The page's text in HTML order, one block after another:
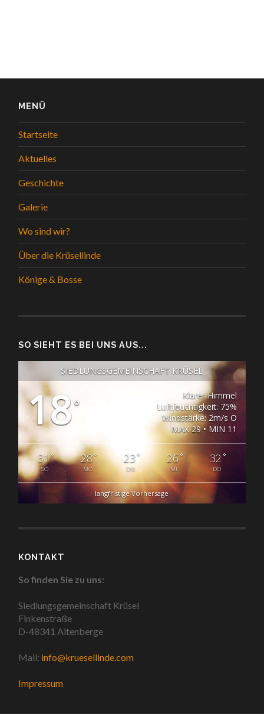
MENÜ
Startseite
Aktuelles
Geschichte
Galerie
Wo sind wir?
Über die Krüsellinde
Könige & Bosse
SO SIEHT ES BEI UNS AUS...
SIEDLUNGSGEMEINSCHAFT KRÜSEL
18°
Klarer Himmel
Luftfeuchtigkeit: 75%
Windstärke: 2m/s O
MAX 29 • MIN 11
31°
SO
28°
MO
23°
DIE
26°
MI
32 °
DO
langfristige Vorhersage
KONTAKT
So finden Sie zu uns:
Siedlungsgemeinschaft Krüsel
Finkenstraße
D-48341 Altenberge
Mail: info@kruesellinde.com
Impressum